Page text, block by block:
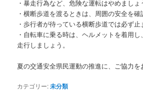
・暴走行為など、危険な運転はやめましょ
・横断歩道を渡るときは、周囲の安全を確
・歩行者が待っている横断歩道では必ず止
・自転車に乗る時は、ヘルメットを着用
走行しましょう。
夏の交通安全県民運動の推進に、ご協力を
カテゴリー:未分類